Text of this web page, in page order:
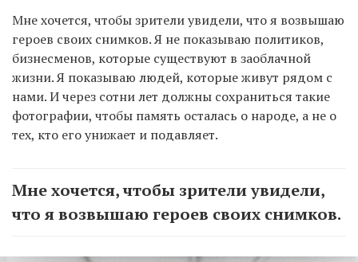
Мне хочется, чтобы зрители увидели, что я возвышаю
героев своих снимков. Я не показываю политиков,
бизнесменов, которые существуют в заоблачной
жизни. Я показываю людей, которые живут рядом с
нами. И через сотни лет должны сохраниться такие
фотографии, чтобы память осталась о народе, а не о
тех, кто его унижает и подавляет.
Мне хочется, чтобы зрители увидели,
что я возвышаю героев своих снимков.